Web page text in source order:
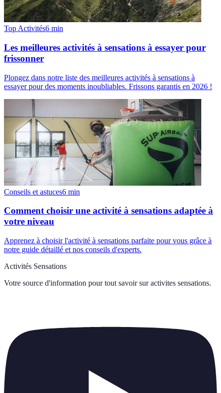
Top Activités6 min
Les meilleures activités à sensations à essayer pour
frissonner
Plongez dans notre liste des meilleures activités à sensations à
essayer pour des moments inoubliables. Frissons garantis en 2026 !
Conseils et astuces6 min
Comment choisir une activité à sensations adaptée à
votre niveau
Apprenez à choisir l'activité à sensations parfaite pour vous grâce à
notre guide détaillé et nos conseils d'experts.
Activités Sensations
Votre source d'information pour tout savoir sur activites sensations.